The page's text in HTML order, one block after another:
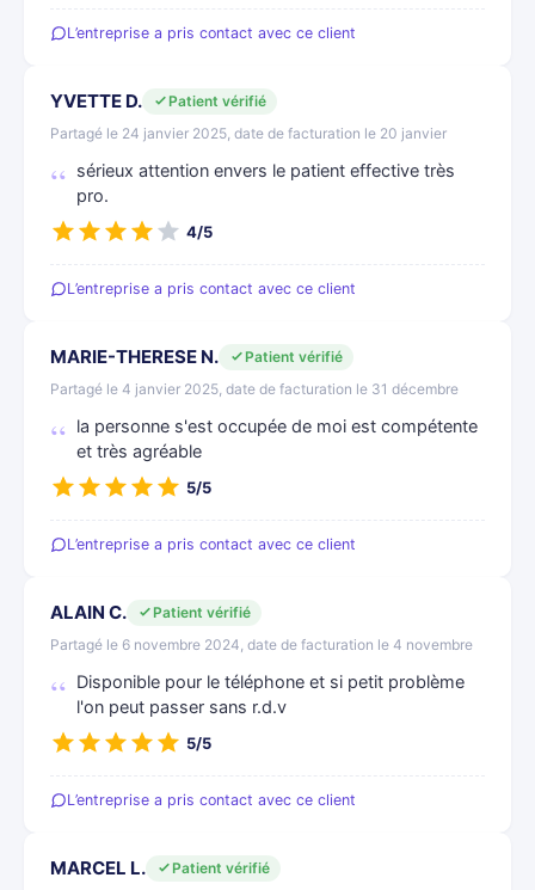
L’entreprise a pris contact avec ce client
YVETTE D.
Patient vérifié
Partagé le 24 janvier 2025, date de facturation le 20 janvier
sérieux attention envers le patient effective très
pro.
4/5
L’entreprise a pris contact avec ce client
MARIE-THERESE N.
Patient vérifié
Partagé le 4 janvier 2025, date de facturation le 31 décembre
la personne s'est occupée de moi est compétente
et très agréable
5/5
L’entreprise a pris contact avec ce client
ALAIN C.
Patient vérifié
Partagé le 6 novembre 2024, date de facturation le 4 novembre
Disponible pour le téléphone et si petit problème
l'on peut passer sans r.d.v
5/5
L’entreprise a pris contact avec ce client
MARCEL L.
Patient vérifié